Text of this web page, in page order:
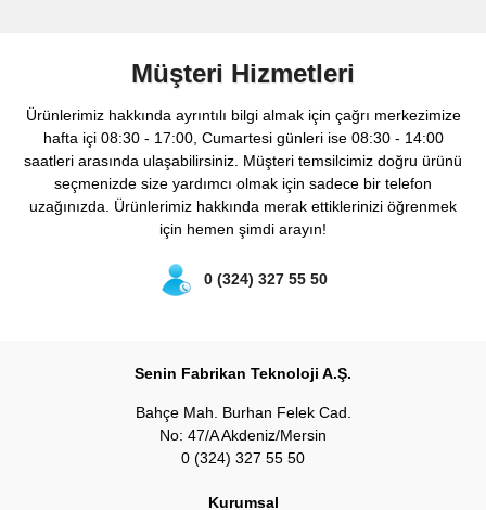
Müşteri Hizmetleri
Ürünlerimiz hakkında ayrıntılı bilgi almak için çağrı merkezimize
hafta içi 08:30 - 17:00, Cumartesi günleri ise 08:30 - 14:00
saatleri arasında ulaşabilirsiniz. Müşteri temsilcimiz doğru ürünü
seçmenizde size yardımcı olmak için sadece bir telefon
uzağınızda. Ürünlerimiz hakkında merak ettiklerinizi öğrenmek
için hemen şimdi arayın!
0 (324) 327 55 50
Senin Fabrikan Teknoloji A.Ş.
Bahçe Mah. Burhan Felek Cad.
No: 47/A Akdeniz/Mersin
0 (324) 327 55 50
Kurumsal